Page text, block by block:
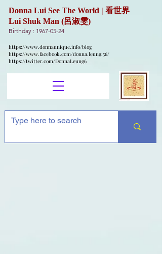
Donna Lui See The World | 看世界
Lui Shuk Man (呂淑雯)
Birthday : 1967-05-24
https://www.donnaunique.info/blog
https://www.facebook.com/donna.leung.56/
https://twitter.com/DonnaLeung6